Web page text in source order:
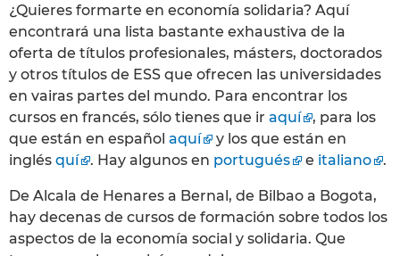
¿Quieres formarte en economía solidaria? Aquí
encontrará una lista bastante exhaustiva de la
oferta de títulos profesionales, másters, doctorados
y otros títulos de ESS que ofrecen las universidades
en vairas partes del mundo. Para encontrar los
cursos en francés, sólo tienes que ir aquí
, para los
que están en español aquí
y los que están en
inglés quí . Hay algunos en portugués e italiano .
De Alcala de Henares a Bernal, de Bilbao a Bogota,
hay decenas de cursos de formación sobre todos los
aspectos de la economía social y solidaria. Que